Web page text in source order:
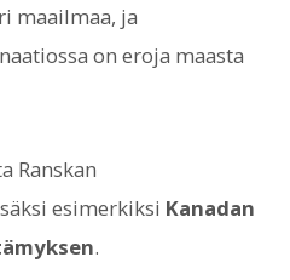
maailmaa, ja
on eroja maasta
Ranskan
esimerkiksi Kanadan
.